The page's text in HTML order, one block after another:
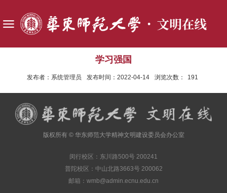
学习强国
发布者：系统管理员 发布时间：2022-04-14 浏览次数： 191
版权所有 © 华东师范大学精神文明建设委员会办公室
闵行校区：东川路500号 200241
普陀校区：中山北路3663号 200062
邮箱：wmb@admin.ecnu.edu.cn